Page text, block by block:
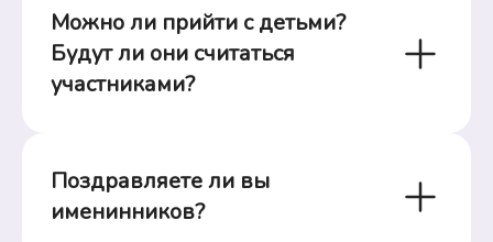
Можно ли прийти с детьми?
Будут ли они считаться
участниками?
Поздравляете ли вы
именинников?